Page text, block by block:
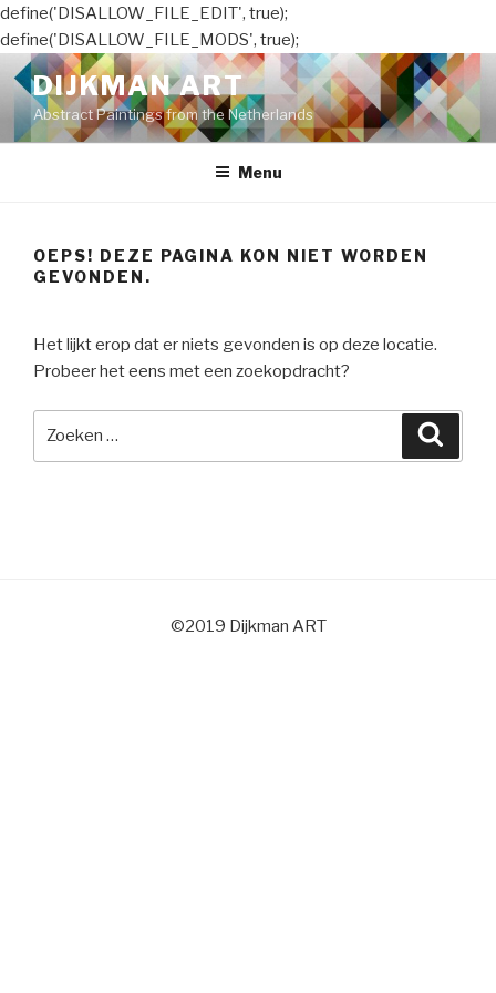
define('DISALLOW_FILE_EDIT', true);
define('DISALLOW_FILE_MODS', true);
Naar
de
inhoud
springen
DIJKMAN ART
Abstract Paintings from the Netherlands
Menu
OEPS! DEZE PAGINA KON NIET WORDEN
GEVONDEN.
Het lijkt erop dat er niets gevonden is op deze locatie.
Probeer het eens met een zoekopdracht?
©2019 Dijkman ART